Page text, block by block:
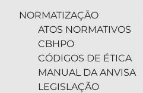
NORMATIZAÇÃO
ATOS NORMATIVOS
CBHPO
CÓDIGOS DE ÉTICA
MANUAL DA ANVISA
LEGISLAÇÃO